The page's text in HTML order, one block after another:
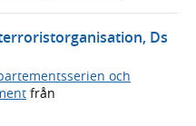
Ds
och
från